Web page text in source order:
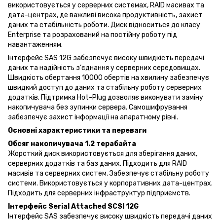
використовується у серверних системах, RAID масивах та
дата-центрах, де важливі висока продуктивність, захист
даних та стабільність роботи. Диск відноситься до класу
Enterprise та розрахований на постійну роботу під
навантаженням.
Інтерфейс SAS 12G забезпечує високу швидкість передачі
даних та надійність з’єднання у серверних середовищах.
Швидкість обертання 10000 обертів на хвилину забезпечує
швидкий доступ до даних та стабільну роботу серверних
додатків. Підтримка Hot-Plug дозволяє виконувати заміну
накопичувача без зупинки сервера. Самошифрування
забезпечує захист інформації на апаратному рівні.
Основні характеристики та переваги
Обсяг накопичувача 1.2 терабайта
Жорсткий диск використовується для зберігання даних,
серверних додатків та баз даних. Підходить для RAID
масивів та серверних систем. Забезпечує стабільну роботу
системи. Використовується у корпоративних дата-центрах.
Підходить для серверних інфраструктур підприємств.
Інтерфейс Serial Attached SCSI 12G
Інтерфейс SAS забезпечує високу швидкість передачі даних